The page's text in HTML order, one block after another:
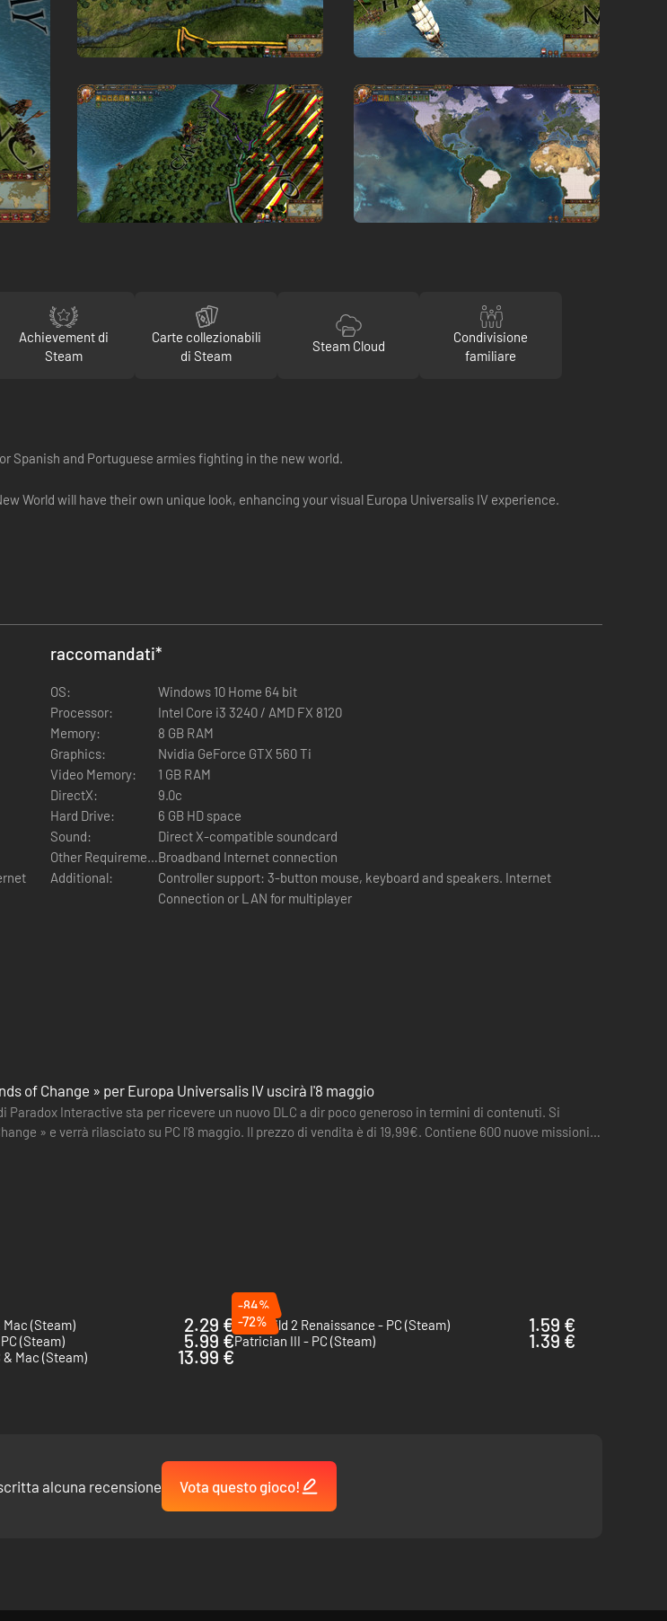
Achievement di
Steam
Carte collezionabili
di Steam
Steam Cloud
Condivisione
familiare
Spanish and Portuguese armies fighting in the new world.
World will have their own unique look, enhancing your visual Europa Universalis IV experience.
raccomandati*
OS:
Windows 10 Home 64 bit
Processor:
Intel Core i3 3240 / AMD FX 8120
Memory:
8 GB RAM
Graphics:
Nvidia GeForce GTX 560 Ti
Video Memory:
1 GB RAM
DirectX:
9.0c
Hard Drive:
6 GB HD space
Sound:
Direct X-compatible soundcard
Other Requirements:Broadband Internet connection
Additional:
Controller support: 3-button mouse, keyboard and speakers. Internet
Connection or LAN for multiplayer
of Change » per Europa Universalis IV uscirà l'8 maggio
Paradox Interactive sta per ricevere un nuovo DLC a dir poco generoso in termini di contenuti. Si
» e verrà rilasciato su PC l'8 maggio. Il prezzo di vendita è di 19,99€. Contiene 600 nuove missioni e
20 paesi. Il programma…
Mac (Steam)
2.29 €
-84%
The Guild 2 Renaissance - PC (Steam)
1.59 €
(Steam)
5.99 €
-72%
Patrician III - PC (Steam)
1.39 €
& Mac (Steam)
13.99 €
alcuna recensione Vota questo gioco!